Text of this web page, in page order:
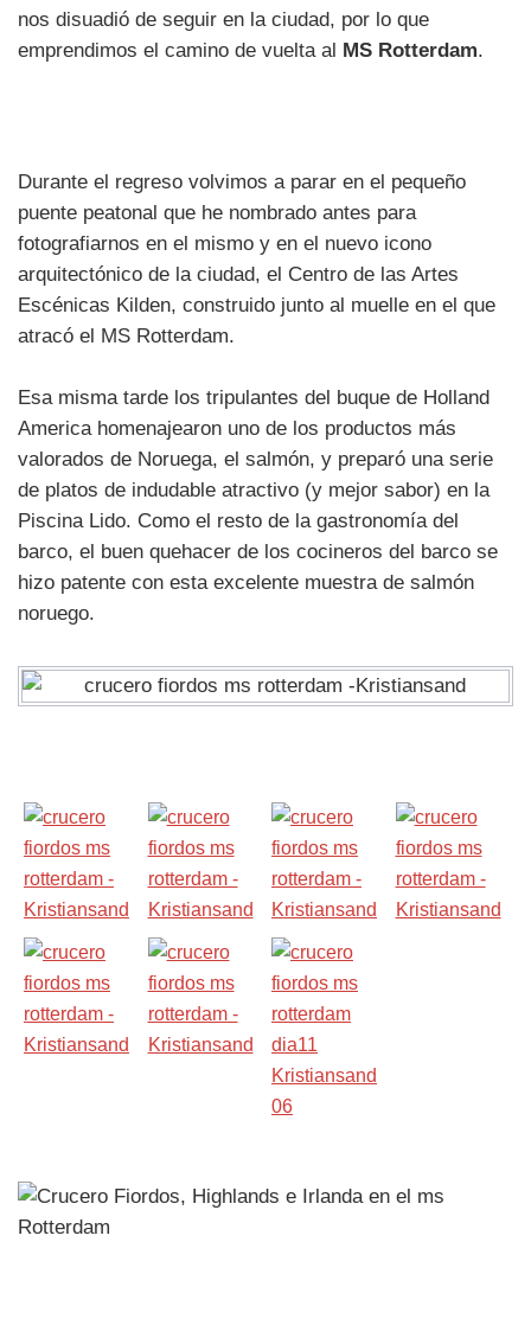
nos disuadió de seguir en la ciudad, por lo que
emprendimos el camino de vuelta al MS Rotterdam.
Durante el regreso volvimos a parar en el pequeño
puente peatonal que he nombrado antes para
fotografiarnos en el mismo y en el nuevo icono
arquitectónico de la ciudad, el Centro de las Artes
Escénicas Kilden, construido junto al muelle en el que
atracó el MS Rotterdam.
Esa misma tarde los tripulantes del buque de Holland
America homenajearon uno de los productos más
valorados de Noruega, el salmón, y preparó una serie
de platos de indudable atractivo (y mejor sabor) en la
Piscina Lido. Como el resto de la gastronomía del
barco, el buen quehacer de los cocineros del barco se
hizo patente con esta excelente muestra de salmón
noruego.